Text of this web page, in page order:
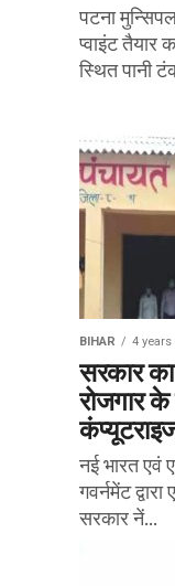
पटना
प्वाइंट
स्थित पानी
BIHAR 4 years
सरकार
रोजगार के
नई भारत एवं
गवर्नमेंट
सरकार नें...